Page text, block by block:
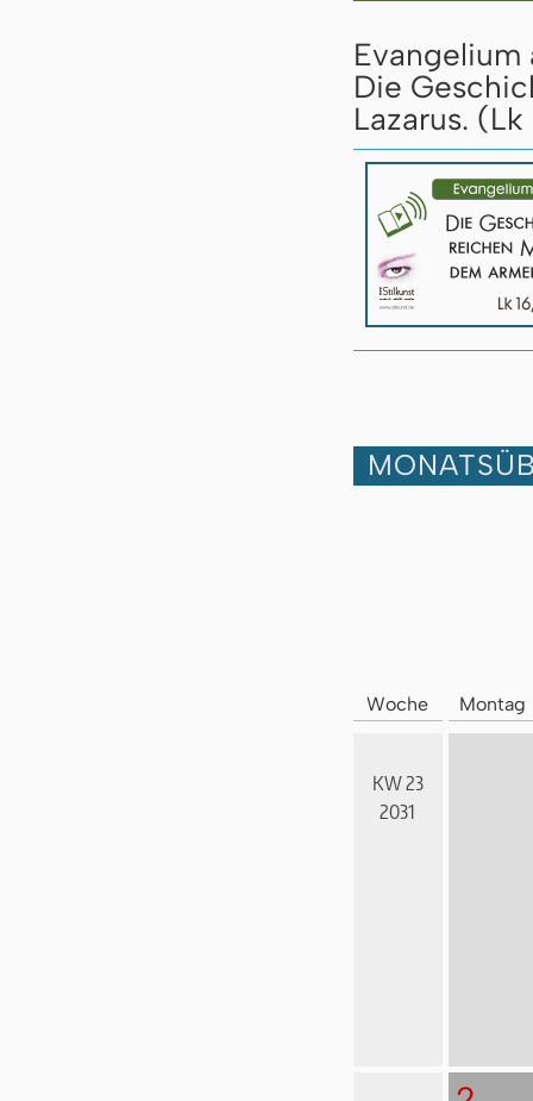
Evangelium
Die
Lazarus. (Lk
Woche Montag
KW 23
2031